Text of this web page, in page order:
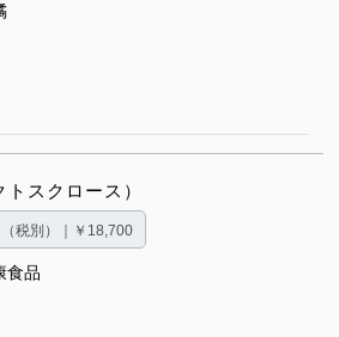
スクロース）
（税別）｜￥18,700
食品